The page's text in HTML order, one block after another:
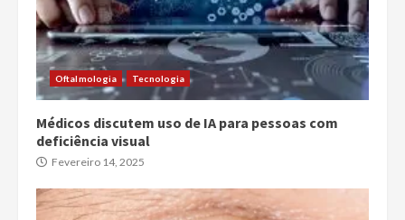
Oftalmologia Tecnologia
Médicos discutem uso de IA para pessoas com
deficiência visual
Fevereiro 14, 2025